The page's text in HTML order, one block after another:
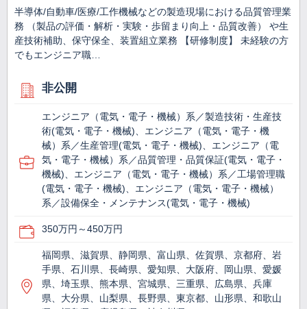
半導体/自動車/医療/工作機械などの製造現場における品質管理業
務 （製品の評価・解析・実験・歩留まり向上・品質改善） や生
産技術補助、保守保全、装置組立業務 【研修制度】 未経験の方
でもエンジニア職…
非公開
エンジニア（電気・電子・機械）系／製造技術・生産技
術(電気・電子・機械)、エンジニア（電気・電子・機
械）系／生産管理(電気・電子・機械)、エンジニア（電
気・電子・機械）系／品質管理・品質保証(電気・電子・
機械)、エンジニア（電気・電子・機械）系／工場管理職
(電気・電子・機械)、エンジニア（電気・電子・機械）
系／設備保全・メンテナンス(電気・電子・機械)
350万円～450万円
福岡県、滋賀県、静岡県、富山県、佐賀県、京都府、岩
手県、石川県、長崎県、愛知県、大阪府、岡山県、愛媛
県、埼玉県、熊本県、宮城県、三重県、広島県、兵庫
県、大分県、山梨県、長野県、東京都、山形県、和歌山